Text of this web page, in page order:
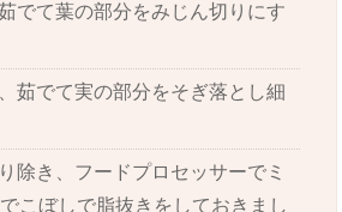
でて葉の部分をみじん切りにす
茹でて実の部分をそぎ落とし細
除き、フードプロセッサーでミ
こぼしで脂抜きをしておきまし